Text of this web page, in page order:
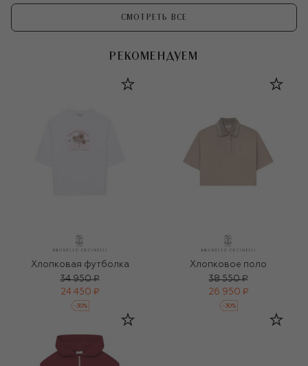
СМОТРЕТЬ ВСЕ
РЕКОМЕНДУЕМ
Хлопковая футболка
34 950 ₽
24 450 ₽
-30%
Хлопковое поло
38 550 ₽
26 950 ₽
-30%